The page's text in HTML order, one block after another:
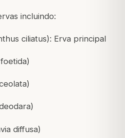
incluindo:
ciliatus): Erva principal
diffusa)